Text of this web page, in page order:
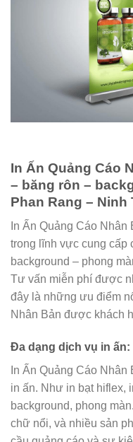
In Ấn Quảng Cáo
– băng rôn –
Phan Rang – Ninh
In Ấn Quảng Cáo
trong lĩnh vực cung cấp
background – phong
Tư vấn miễn phí được
đây là những ưu điểm
Nhân Bản được khách
Đa dạng dịch vụ in ấn:
In Ấn Quảng Cáo
in ấn. Như in bạt hiflex,
background, phong
chữ nổi, và nhiều sản